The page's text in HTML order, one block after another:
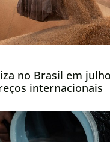
no Brasil em
internacionais